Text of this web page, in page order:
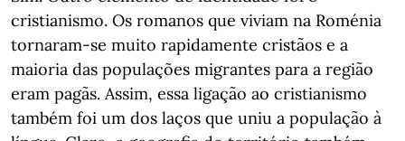
cristianismo. Os romanos que viviam na Roménia
tornaram-se muito rapidamente cristãos e a
maioria das populações migrantes para a região
eram pagãs. Assim, essa ligação ao cristianismo
também foi um dos laços que uniu a população à